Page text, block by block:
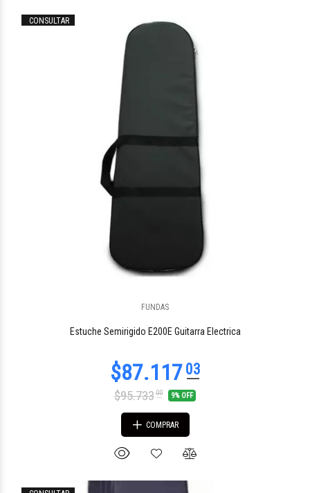
CONSULTAR
FUNDAS
Estuche Semirigido E200E Guitarra Electrica
$95.73300 9% OFF
COMPRAR